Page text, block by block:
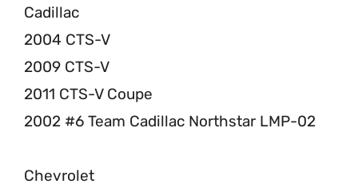
Cadillac
2004 CTS-V
2009 CTS-V
2011 CTS-V Coupe
2002 #6 Team Cadillac Northstar LMP-02
Chevrolet